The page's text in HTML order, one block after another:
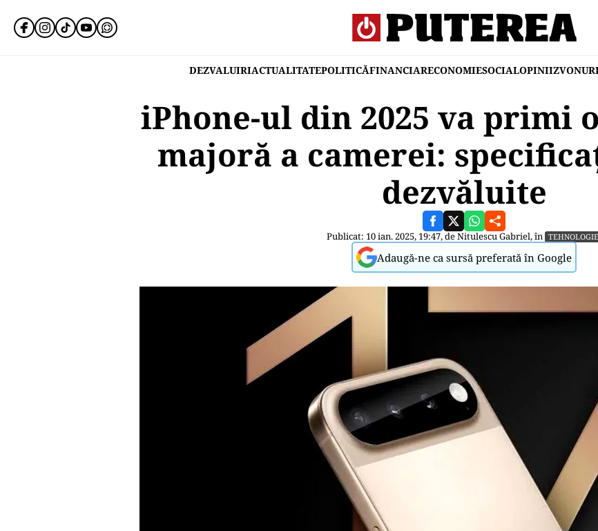
DEZVALUIRIACTUALITATEPOLITICĂFINANCIARECONOMIESOCIALOPINII
iPhone-ul din 2025 va primi
majoră a camerei:
dezvăluite
Publicat: 10 ian. 2025, 19:47, deNitulescu Gabriel, în TEHNOLOGIE
Adaugă-ne ca sursă preferată în Google